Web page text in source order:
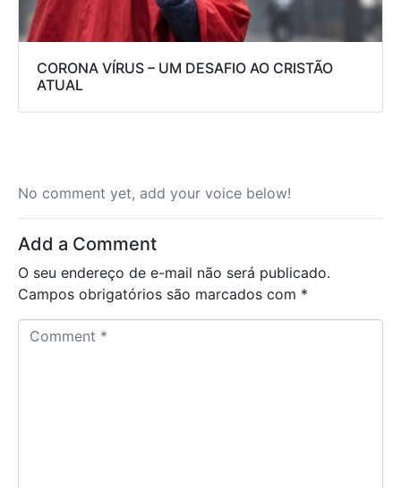
CORONA VÍRUS – UM DESAFIO AO CRISTÃO
ATUAL
No comment yet, add your voice below!
Add a Comment
O seu endereço de e-mail não será publicado.
Campos obrigatórios são marcados com *